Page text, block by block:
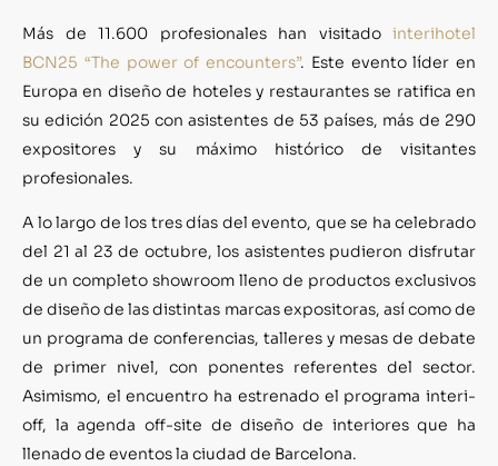
Más de 11.600 profesionales han visitado interihotel
BCN25 “The power of encounters”. Este evento líder en
Europa en diseño de hoteles y restaurantes se ratifica en
su edición 2025 con asistentes de 53 países, más de 290
expositores y su máximo histórico de visitantes
profesionales.
A lo largo de los tres días del evento, que se ha celebrado
del 21 al 23 de octubre, los asistentes pudieron disfrutar
de un completo showroom lleno de productos exclusivos
de diseño de las distintas marcas expositoras, así como de
un programa de conferencias, talleres y mesas de debate
de primer nivel, con ponentes referentes del sector.
Asimismo, el encuentro ha estrenado el programa interi-
off, la agenda off-site de diseño de interiores que ha
llenado de eventos la ciudad de Barcelona.